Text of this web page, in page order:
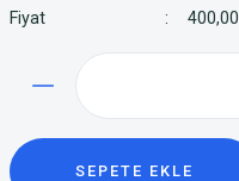
Fiyat
SEPETE EKLE